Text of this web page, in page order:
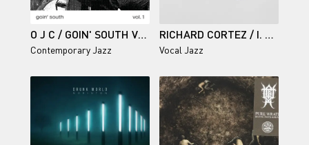
O J C / GOIN' SOUTH VOL. 1
Contemporary Jazz
RICHARD CORTEZ / I. SPRING
Vocal Jazz